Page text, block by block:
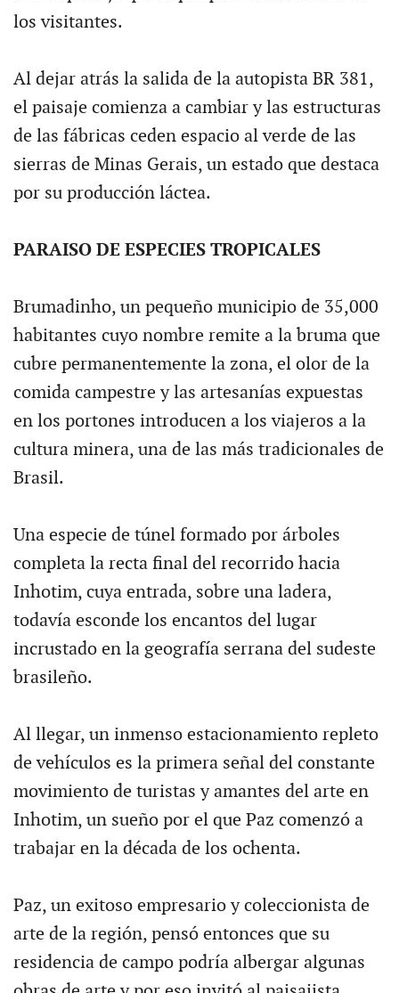
los visitantes.
Al dejar atrás la salida de la autopista BR 381,
el paisaje comienza a cambiar y las estructuras
de las fábricas ceden espacio al verde de las
sierras de Minas Gerais, un estado que destaca
por su producción láctea.
PARAISO DE ESPECIES TROPICALES
Brumadinho, un pequeño municipio de 35,000
habitantes cuyo nombre remite a la bruma que
cubre permanentemente la zona, el olor de la
comida campestre y las artesanías expuestas
en los portones introducen a los viajeros a la
cultura minera, una de las más tradicionales de
Brasil.
Una especie de túnel formado por árboles
completa la recta final del recorrido hacia
Inhotim, cuya entrada, sobre una ladera,
todavía esconde los encantos del lugar
incrustado en la geografía serrana del sudeste
brasileño.
Al llegar, un inmenso estacionamiento repleto
de vehículos es la primera señal del constante
movimiento de turistas y amantes del arte en
Inhotim, un sueño por el que Paz comenzó a
trabajar en la década de los ochenta.
Paz, un exitoso empresario y coleccionista de
arte de la región, pensó entonces que su
residencia de campo podría albergar algunas